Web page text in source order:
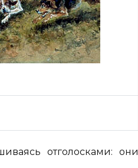
отголосками: они